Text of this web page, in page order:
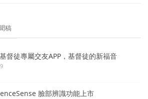
稿
督徒專屬交友APP，基督徒的新福音
臉部辨識功能上市